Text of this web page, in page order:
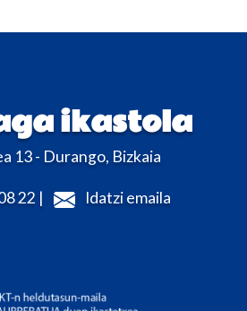
ikastola
13 - Durango, Bizkaia
22 | Idatzi emaila